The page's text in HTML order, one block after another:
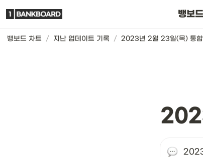
뱅보
뱅보드 차트 / 지난 업데이트 기록 / 2023년 2월 23일(목) 통합
뱅보드